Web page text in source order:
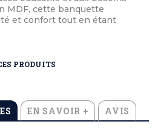
MDF, cette banquette
et confort tout en étant
PRODUITS
EN SAVOIR + AVIS